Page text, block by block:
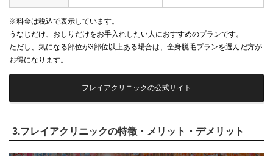
※料金は税込で表示しています。
うなじだけ、おしりだけをお手入れしたい人におすすめのプランです。
ただし、気になる部位が3部位以上ある場合は、全身脱毛プランを選んだ方が
お得になります。
フレイアクリニックの公式サイト
3.フレイアクリニックの特徴・メリット・デメリット